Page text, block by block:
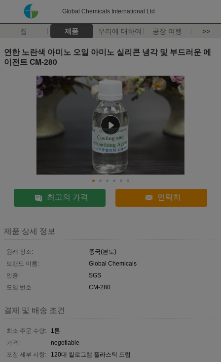
Global Chemicals International Ltd
집 제품 우리에 대하여 공장 여행 >>
연한 노란색 아미노 오일 아미노 실리콘 냉각 및 부드러운 에
이전트 CM-280
최고의 가격 연락처
제품 상세 정보
원래 장소:
중국(본토)
브랜드 이름:
Global Chemicals
인증:
SGS
모델 번호:
CM-280
결제 및 배송 조건
최소 주문 수량:
1톤
가격:
negotiable
포장 세부 사항:
120대 킬로그램 플라스틱 드럼